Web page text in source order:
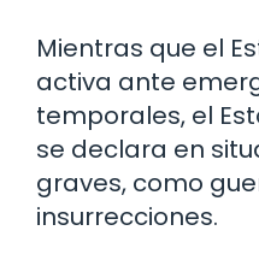
Mientras que el
activa ante
temporales, el
se declara en
graves, como
insurrecciones.